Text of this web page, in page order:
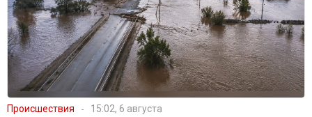
Происшествия 15:02, 6 августа